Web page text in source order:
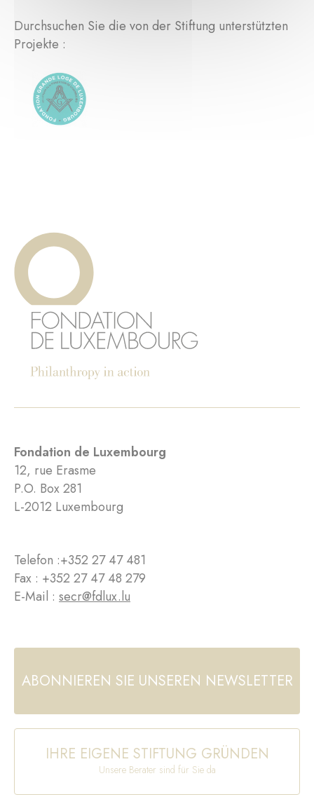
Durchsuchen Sie die von der Stiftung unterstützten
Projekte :
Fondation de Luxembourg
12, rue Erasme
P.O. Box 281
L-2012 Luxembourg
Telefon :+352 27 47 481
Fax : +352 27 47 48 279
E-Mail : secr@fdlux.lu
ABONNIEREN SIE UNSEREN NEWSLETTER
IHRE EIGENE STIFTUNG GRÜNDEN
Unsere Berater sind für Sie da